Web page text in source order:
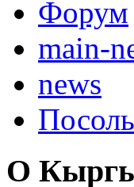
Форум
main-
news
О